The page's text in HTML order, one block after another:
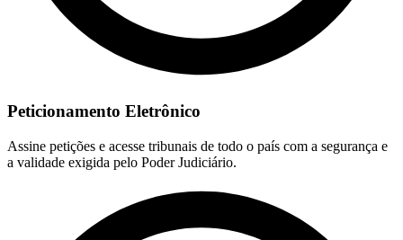
Peticionamento Eletrônico
Assine petições e acesse tribunais de todo o país com a segurança e
a validade exigida pelo Poder Judiciário.